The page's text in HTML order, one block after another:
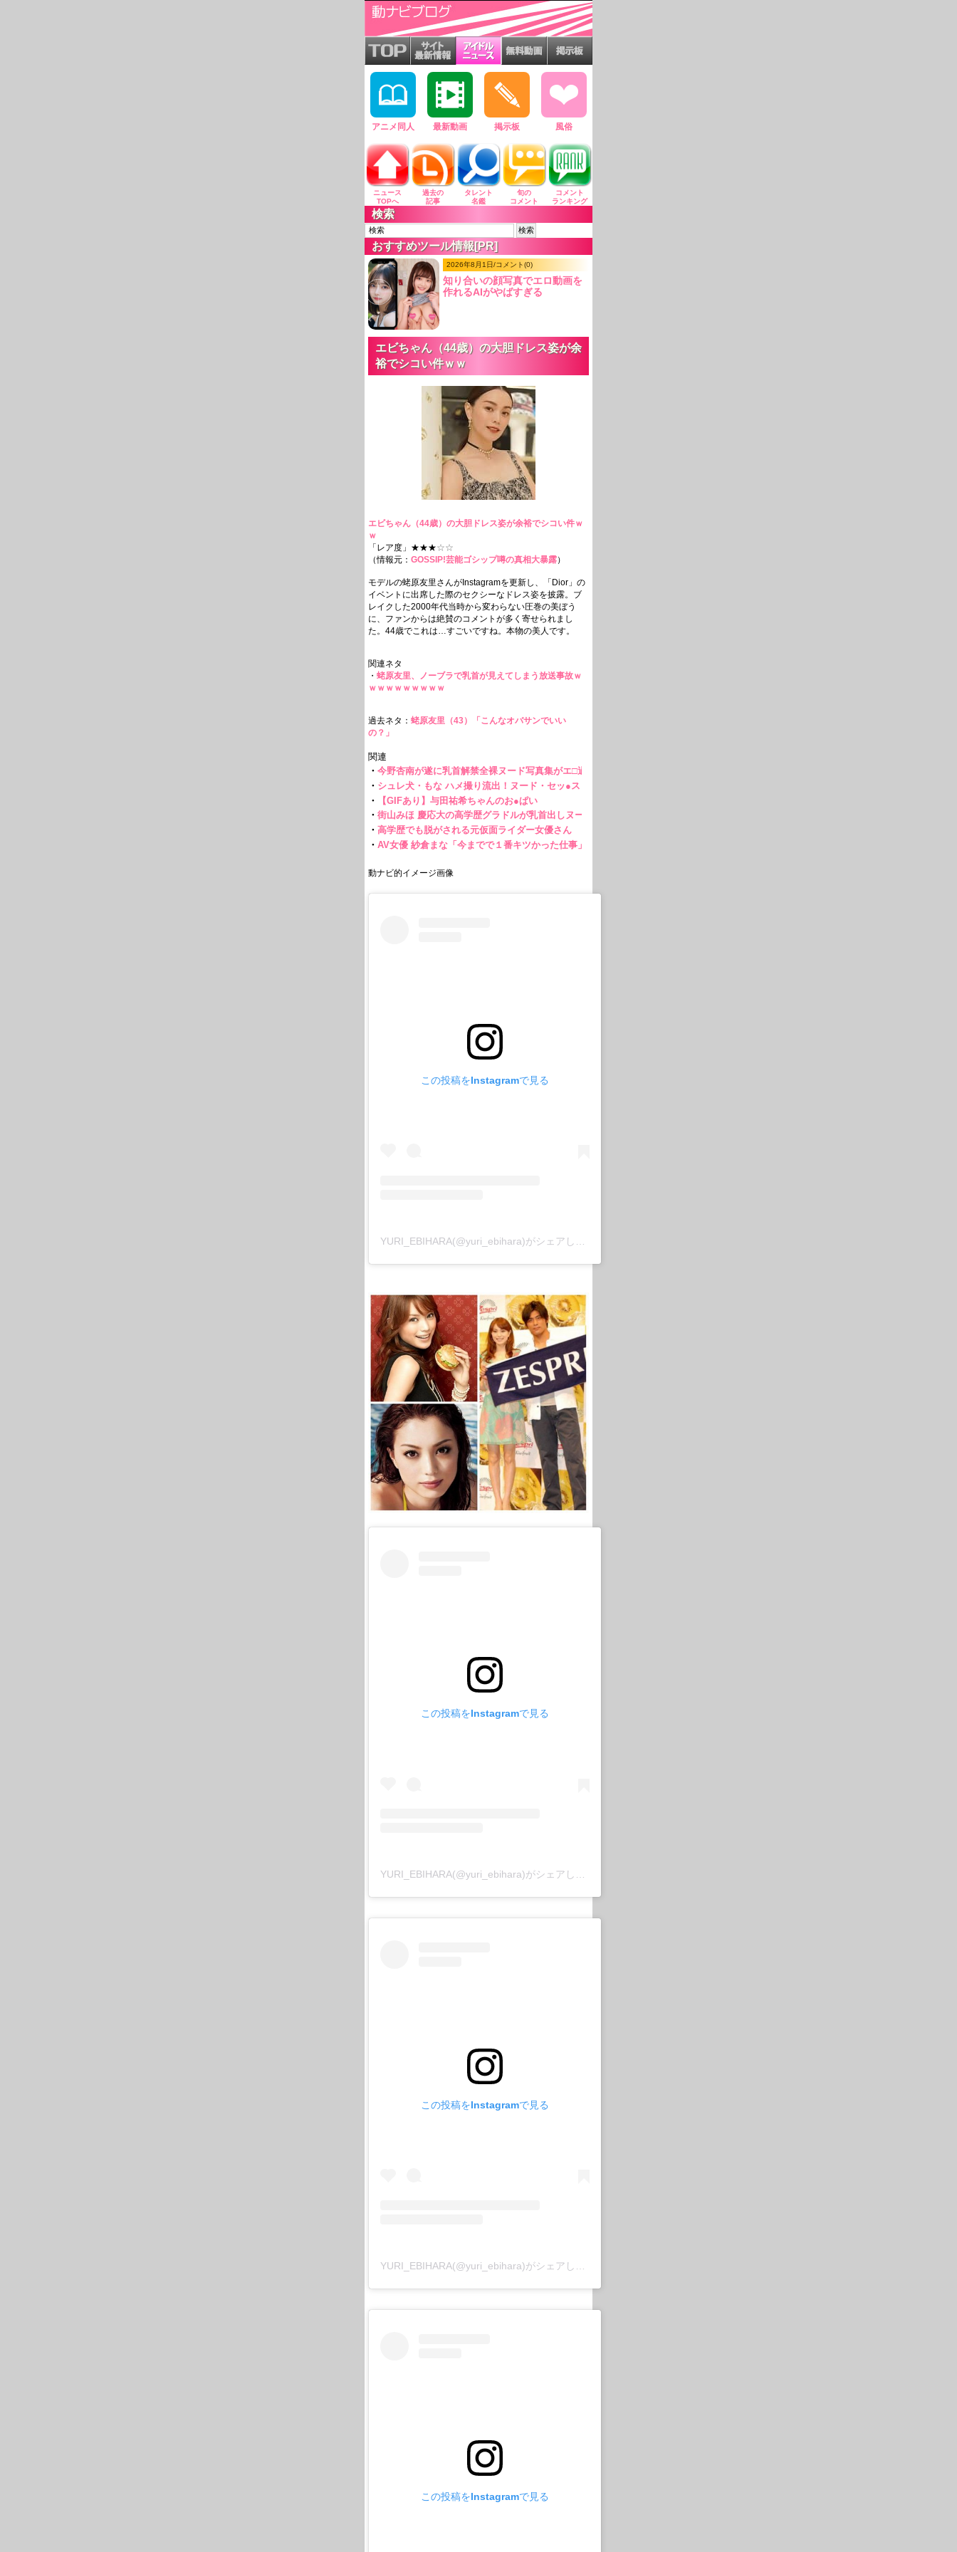
アニメ同人 最新動画 掲示板 風俗
ニュース
TOPへ
過去の
記事
タレント
名鑑
旬の
コメント
コメント
ランキング
検索
おすすめツール情報[PR]
2026年8月1日/コメント(0)
知り合いの顔写真でエロ動画を
作れるAIがやばすぎる
エビちゃん（44歳）の大胆ドレス姿が余
裕でシコい件ｗｗ
エビちゃん（44歳）の大胆ドレス姿が余裕でシコい件ｗ
ｗ
「レア度」★★★☆☆
（情報元： GOSSIP!芸能ゴシップ噂の真相大暴露）
モデルの蛯原友里さんがInstagramを更新し、「Dior」の
イベントに出席した際のセクシーなドレス姿を披露。ブ
レイクした2000年代当時から変わらない圧巻の美ぼう
に、ファンからは絶賛のコメントが多く寄せられまし
た。44歳でこれは…すごいですね。本物の美人です。
関連ネタ
・ 蛯原友里、ノーブラで乳首が見えてしまう放送事故ｗ
ｗｗｗｗｗｗｗｗｗ
過去ネタ： 蛯原友里（43）「こんなオバサンでいい
の？」
動ナビ的イメージ画像
この投稿をInstagramで見る
この投稿をInstagramで見る
YURI_EBIHARA(@yuri_ebihara)がシェアした投稿
この投稿をInstagramで見る
この投稿をInstagramで見る